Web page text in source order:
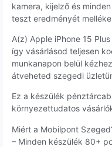
kamera, kijelző és
teszt eredményét
A(z) Apple iPhone 15
így vásárlásod teljesen
munkanapon belül
átveheted szegedi
Ez a készülék
környezettudatos
Miért a Mobilpont
– Minden készülék 80+